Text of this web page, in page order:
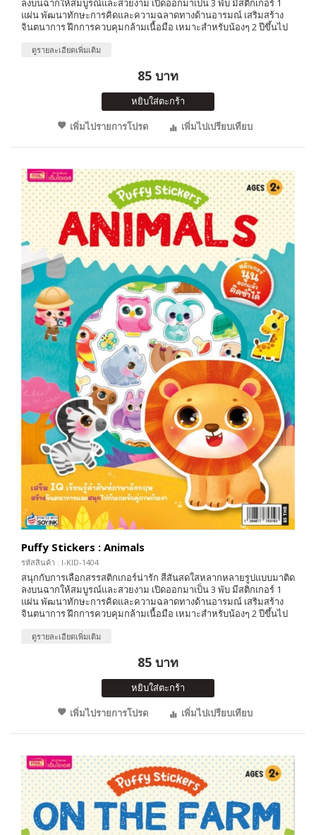
ลงบนฉากให้สมบูรณ์และสวยงาม เปิดออกมาเป็น 3 พับ มีสติกเกอร์ 1
แผ่น พัฒนาทักษะการคิดและความฉลาดทางด้านอารมณ์ เสริมสร้าง
จินตนาการ ฝึกการควบคุมกล้ามเนื้อมือ เหมาะสำหรับน้องๆ 2 ปีขึ้นไป
ดูรายละเอียดเพิ่มเติม
85 บาท
หยิบใส่ตะกร้า
เพิ่มไปรายการโปรด
เพิ่มไปเปรียบเทียบ
Puffy Stickers : Animals
รหัสสินค้า : I-KID-1404
สนุกกับการเลือกสรรสติกเกอร์น่ารัก สีสันสดใสหลากหลายรูปแบบมาติด
ลงบนฉากให้สมบูรณ์และสวยงาม เปิดออกมาเป็น 3 พับ มีสติกเกอร์ 1
แผ่น พัฒนาทักษะการคิดและความฉลาดทางด้านอารมณ์ เสริมสร้าง
จินตนาการ ฝึกการควบคุมกล้ามเนื้อมือ เหมาะสำหรับน้องๆ 2 ปีขึ้นไป
ดูรายละเอียดเพิ่มเติม
85 บาท
หยิบใส่ตะกร้า
เพิ่มไปรายการโปรด
เพิ่มไปเปรียบเทียบ